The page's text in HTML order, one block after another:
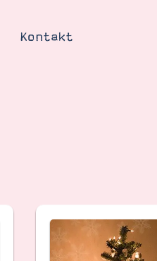
Kontakt